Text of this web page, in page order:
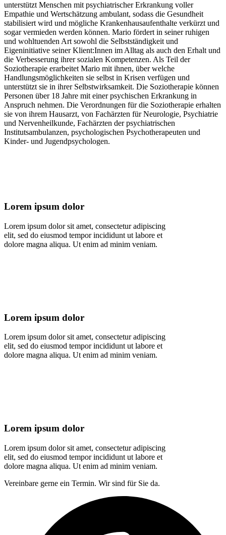
unterstützt Menschen mit psychiatrischer Erkrankung voller
Empathie und Wertschätzung ambulant, sodass die Gesundheit
stabilisiert wird und mögliche Krankenhausaufenthalte verkürzt und
sogar vermieden werden können. Mario fördert in seiner ruhigen
und wohltuenden Art sowohl die Selbstständigkeit und
Eigeninitiative seiner Klient:Innen im Alltag als auch den Erhalt und
die Verbesserung ihrer sozialen Kompetenzen. Als Teil der
Soziotherapie erarbeitet Mario mit ihnen, über welche
Handlungsmöglichkeiten sie selbst in Krisen verfügen und
unterstützt sie in ihrer Selbstwirksamkeit. Die Soziotherapie können
Personen über 18 Jahre mit einer psychischen Erkrankung in
Anspruch nehmen. Die Verordnungen für die Soziotherapie erhalten
sie von ihrem Hausarzt, von Fachärzten für Neurologie, Psychiatrie
und Nervenheilkunde, Fachärzten der psychiatrischen
Institutsambulanzen, psychologischen Psychotherapeuten und
Kinder- und Jugendpsychologen.
Lorem ipsum dolor
Lorem ipsum dolor sit amet, consectetur adipiscing
elit, sed do eiusmod tempor incididunt ut labore et
dolore magna aliqua. Ut enim ad minim veniam.
Lorem ipsum dolor
Lorem ipsum dolor sit amet, consectetur adipiscing
elit, sed do eiusmod tempor incididunt ut labore et
dolore magna aliqua. Ut enim ad minim veniam.
Lorem ipsum dolor
Lorem ipsum dolor sit amet, consectetur adipiscing
elit, sed do eiusmod tempor incididunt ut labore et
dolore magna aliqua. Ut enim ad minim veniam.
Vereinbare gerne ein Termin. Wir sind für Sie da.